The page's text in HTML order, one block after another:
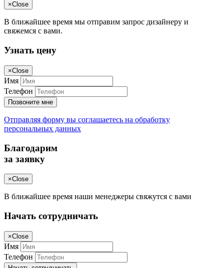
×Close
В ближайшее время мы отправим запрос дизайнеру и
свяжемся с вами.
Узнать цену
×Close
Имя
Телефон
Позвоните мне
Отправляя форму вы соглашаетесь на обработку
персональных данных
Благодарим
за заявку
×Close
В ближайшее время наши менеджеры свяжутся с вами
Начать сотрудничать
×Close
Имя
Телефон